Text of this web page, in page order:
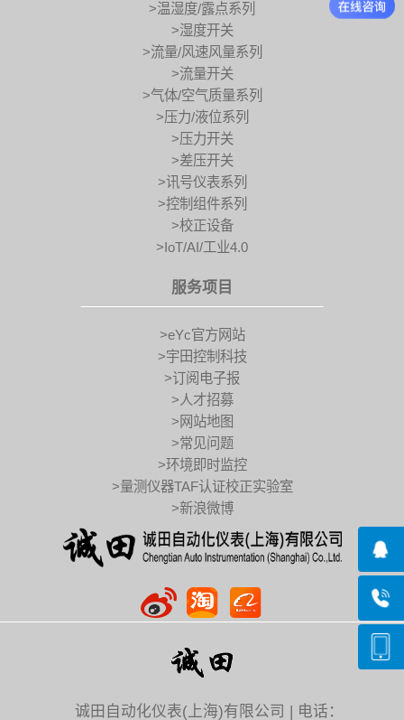
>温湿度/露点系列
>湿度开关
>流量/风速风量系列
>流量开关
>气体/空气质量系列
>压力/液位系列
>压力开关
>差压开关
>讯号仪表系列
>控制组件系列
>校正设备
>IoT/AI/工业4.0
服务项目
>eYc官方网站
>宇田控制科技
>订阅电子报
>人才招募
>网站地图
>常见问题
>环境即时监控
>量测仪器TAF认证校正实验室
>新浪微博
诚田自动化仪表(上海)有限公司 | 电话：